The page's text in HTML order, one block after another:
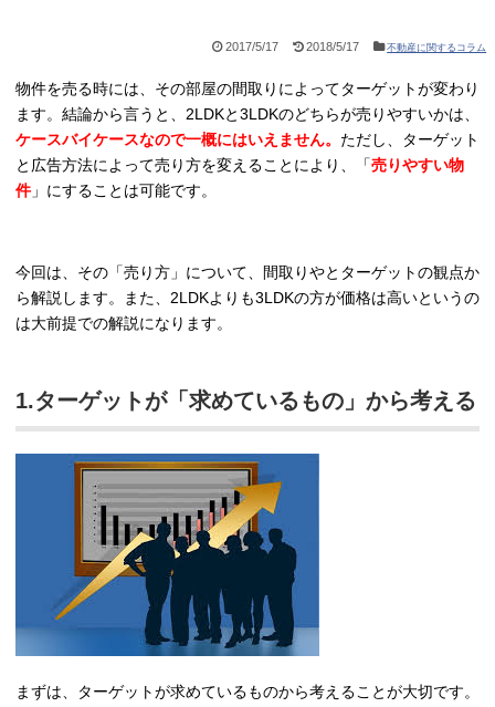
2017/5/17 2018/5/17 不動産に関するコラム
物件を売る時には、その部屋の間取りによってターゲットが変わり
ます。結論から言うと、2LDKと3LDKのどちらが売りやすいかは、
ケースバイケースなので一概にはいえません。 ただし、ターゲット
と広告方法によって売り方を変えることにより、「売りやすい物
件」にすることは可能です。
今回は、その「売り方」について、間取りやとターゲットの観点か
ら解説します。また、2LDKよりも3LDKの方が価格は高いというの
は大前提での解説になります。
1.ターゲットが「求めているもの」から考える
まずは、ターゲットが求めているものから考えることが大切です。